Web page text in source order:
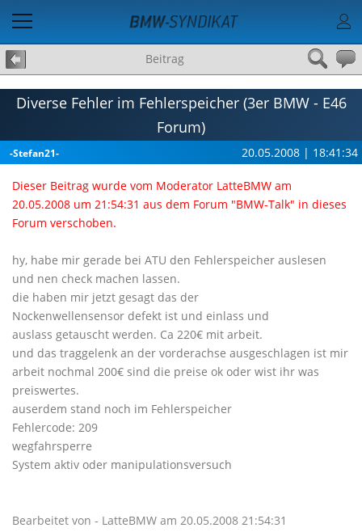
Beitrag
Diverse Fehler im Fehlerspeicher (3er BMW - E46
Forum)
-Stefan21- 20.05.2008 | 18:41:34
Dieser Beitrag wurde vom Moderator LatteBMW am
20.05.2008 um 21:54:31 aus dem Forum "BMW-Talk" in dieses
Forum verschoben.
hy, habe mir gerade bei ATU den Fehlerspeicher auslesen
und nen check machen lassen.
die haben mir jetzt gesagt das der
Nockenwellensensor defekt ist und einlass und
auslass getauscht werden. Ca 220€ mit arbeit.
und das traggelenk an der vorderachse ausgeschlagen ist mir
arbeit nochmal 200€ sind die preise ok oder wist ihr was
preiswertes.
auserdem stand noch im Fehlerspeicher
Fehlercode: 209
wegfahrsperre
System aktiv oder manipulationsversuch
Bearbeitet von - LatteBMW am 20.05.2008 21:54:31